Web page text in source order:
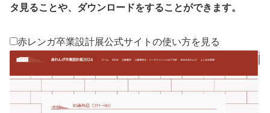
タ見ることや、ダウンロードをすることができます。
赤レンガ卒業設計展公式サイトの使い方を見る